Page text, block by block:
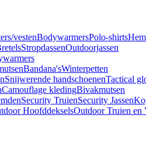
vestenBodywarmersPolo-shirts
StropdassenOutdoorjassen
Bandana'sWinterpetten
Snijwerende handschoenenTactical
Camouflage kledingBivakmutsen
Security TruienSecurity Jassen
HoofddekselsOutdoor Truien en